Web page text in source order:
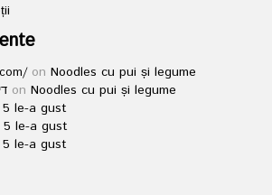
on Noodles cu pui și legume
on Noodles cu pui și legume
5 le-a gust
5 le-a gust
5 le-a gust